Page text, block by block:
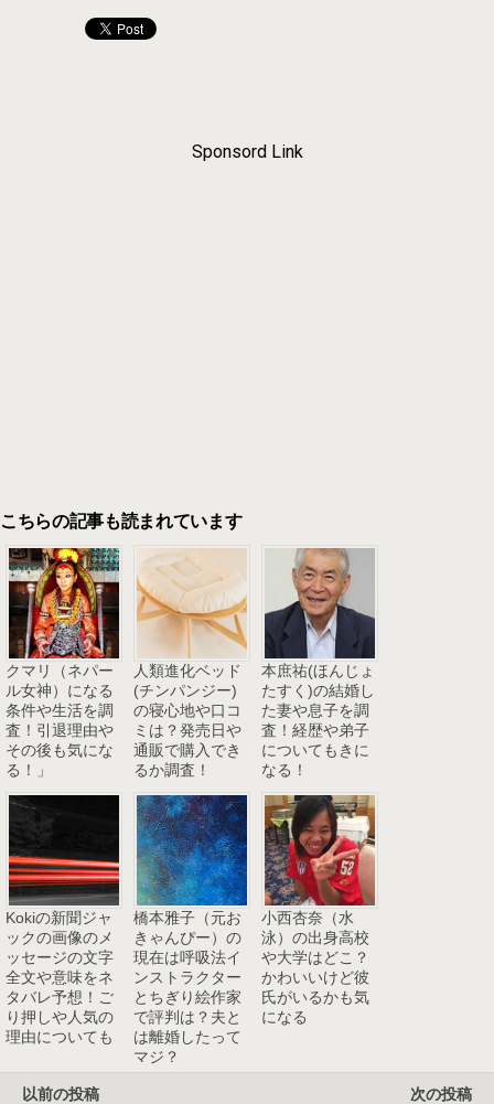
Sponsord Link
こちらの記事も読まれています
クマリ（ネパー
ル女神）になる
条件や生活を調
査！引退理由や
その後も気にな
る！」
人類進化ベッド
(チンパンジー)
の寝心地や口コ
ミは？発売日や
通販で購入でき
るか調査！
本庶祐(ほんじょ
たすく)の結婚し
た妻や息子を調
査！経歴や弟子
についてもきに
なる！
Kokiの新聞ジャ
ックの画像のメ
ッセージの文字
全文や意味をネ
タバレ予想！ご
り押しや人気の
理由についても
橋本雅子（元お
きゃんぴー）の
現在は呼吸法イ
ンストラクター
とちぎり絵作家
で評判は？夫と
は離婚したって
マジ？
小西杏奈（水
泳）の出身高校
や大学はどこ？
かわいいけど彼
氏がいるかも気
になる
以前の投稿 次の投稿